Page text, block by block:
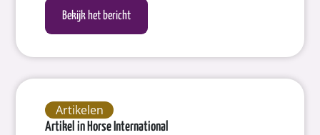
Bekijk het bericht
Artikelen
Artikel in Horse International